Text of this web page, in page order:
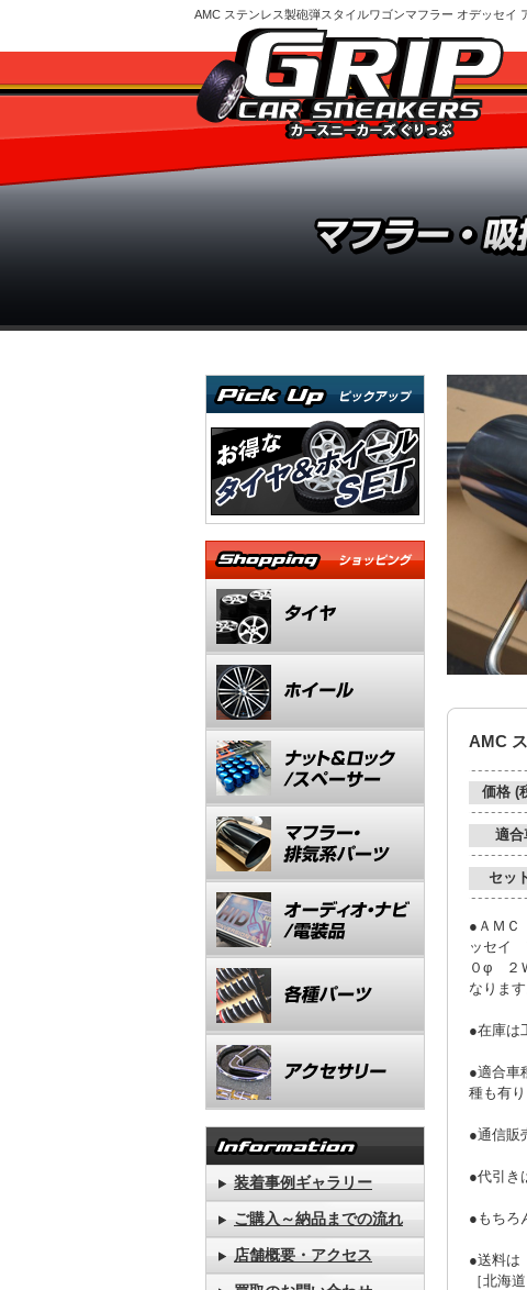
AMC ステンレス製砲弾スタイルワゴンマフラー オデッセイ
AMC
価格 (
適合
セッ
●ＡＭ
ッセイ
０φ ２
なりま
●在庫は
●適合車
種も有
●通信販
●代引き
●もちろ
●送料は
［北海
装着事例ギャラリー
ご購入～納品までの流れ
店舗概要・アクセス